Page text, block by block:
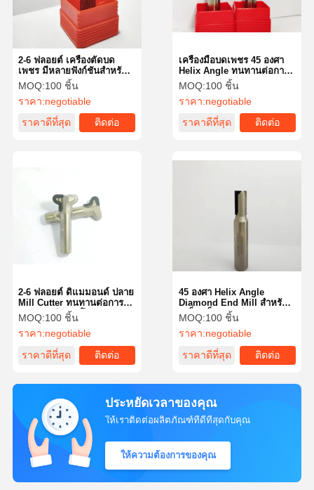
2-6 ฟลอยต์ เครื่องตัดบด
เพชร มีหลายฟังก์ชันสําหรับ
การตัด
MOQ:100 ชิ้น
ราคา:negotiable
ราคาดีที่สุด
ติดต่อ
เครื่องมือบดเพชร 45 องศา
Helix Angle ทนทานต่อการ
กัดยาวนาน
MOQ:100 ชิ้น
ราคา:negotiable
ราคาดีที่สุด
ติดต่อ
2-6 ฟลอยต์ ดิแมมอนด์ ปลาย
Mill Cutter ทนทานต่อการ
กัดกร่อนสําหรับโรงงาน
MOQ:100 ชิ้น
ราคา:negotiable
ราคาดีที่สุด
ติดต่อ
45 องศา Helix Angle
Diamond End Mill สําหรับ
เหล็กแข็ง / กราฟิต / เซรามิก
MOQ:100 ชิ้น
ราคา:negotiable
ราคาดีที่สุด
ติดต่อ
ประหยัดเวลาของคุณ
ให้เราติดต่อผลิตภัณฑ์ที่ดีที่สุดกับคุณ
ให้ความต้องการของคุณ